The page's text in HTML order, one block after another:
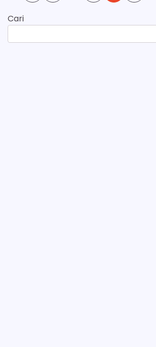
Cari